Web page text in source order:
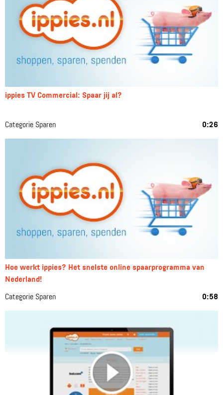
ippies TV Commercial: Spaar jij al?
Categorie Sparen 0:26
Hoe werkt ippies? Het snelste online spaarprogramma van
Nederland!
Categorie Sparen 0:58